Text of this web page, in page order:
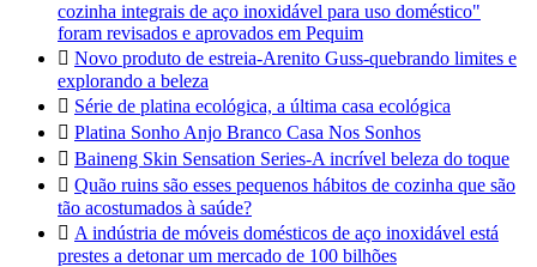
cozinha integrais de aço inoxidável para uso doméstico"
foram revisados e aprovados em Pequim
 Novo produto de estreia-Arenito Guss-quebrando limites e
explorando a beleza
 Série de platina ecológica, a última casa ecológica
 Platina Sonho Anjo Branco Casa Nos Sonhos
 Baineng Skin Sensation Series-A incrível beleza do toque
 Quão ruins são esses pequenos hábitos de cozinha que são
tão acostumados à saúde?
 A indústria de móveis domésticos de aço inoxidável está
prestes a detonar um mercado de 100 bilhões